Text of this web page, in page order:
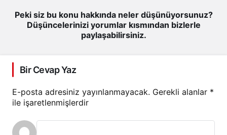
Peki siz bu konu hakkında neler düşünüyorsunuz?
Düşüncelerinizi yorumlar kısmından bizlerle
paylaşabilirsiniz.
Bir Cevap Yaz
E-posta adresiniz yayınlanmayacak. Gerekli alanlar *
ile işaretlenmişlerdir